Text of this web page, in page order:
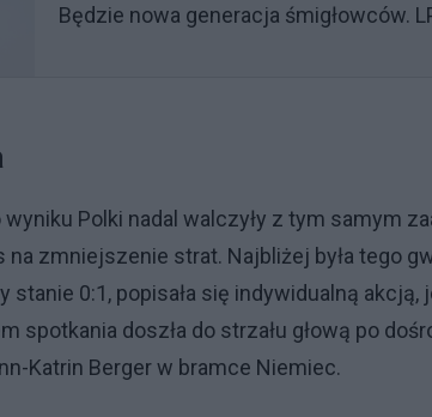
Będzie nowa generacja śmigłowców.
Polki nadal walczyły z tym samym
na zmniejszenie strat. Najbliżej była tego
0:1, popisała się indywidualną akcją,
spotkania doszła do strzału głową po
Katrin Berger w bramce Niemiec.